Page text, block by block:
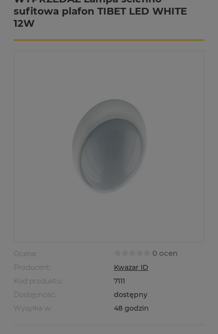
sufitowa plafon TIBET LED WHITE
12W
Ocena: 0 ocen
Producent:
Kwazar ID
Kod produktu:
7111
Dostępność:
dostępny
Wysyłka w:
48 godzin